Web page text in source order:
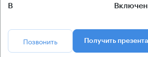
B
Позвонить Получить